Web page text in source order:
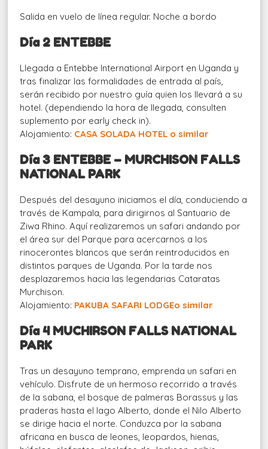
Salida en vuelo de línea regular. Noche a bordo
Día 2 ENTEBBE
Llegada a Entebbe International Airport en Uganda y
tras finalizar las formalidades de entrada al país,
serán recibido por nuestro guía quien los llevará a su
hotel. (dependiendo la hora de llegada, consulten
suplemento por early check in).
Alojamiento: CASA SOLADA HOTEL o similar
Día 3 ENTEBBE – MURCHISON FALLS
NATIONAL PARK
Después del desayuno iniciamos el día, conduciendo a
través de Kampala, para dirigirnos al Santuario de
Ziwa Rhino. Aquí realizaremos un safari andando por
el área sur del Parque para acercarnos a los
rinocerontes blancos que serán reintroducidos en
distintos parques de Uganda. Por la tarde nos
desplazaremos hacia las legendarias Cataratas
Murchison.
Alojamiento: PAKUBA SAFARI LODGEo similar
Día 4 MUCHIRSON FALLS NATIONAL
PARK
Tras un desayuno temprano, emprenda un safari en
vehículo. Disfrute de un hermoso recorrido a través
de la sabana, el bosque de palmeras Borassus y las
praderas hasta el lago Alberto, donde el Nilo Alberto
se dirige hacia el norte. Conduzca por la sabana
africana en busca de leones, leopardos, hienas,